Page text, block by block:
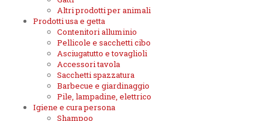
Altri prodotti per animali
Prodotti usa e getta
Contenitori alluminio
Pellicole e sacchetti cibo
Asciugatutto e tovaglioli
Accessori tavola
Sacchetti spazzatura
Barbecue e giardinaggio
Pile, lampadine, elettrico
Igiene e cura persona
Shampoo